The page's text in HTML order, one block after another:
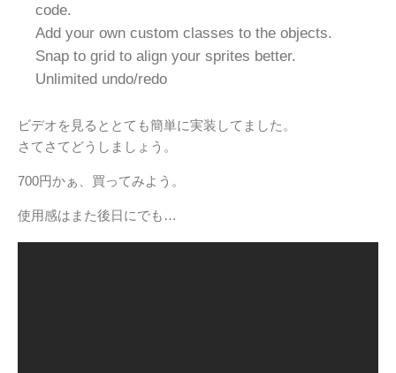
code.
Add your own custom classes to the objects.
Snap to grid to align your sprites better.
Unlimited undo/redo
ビデオを見るととても簡単に実装してました。
さてさてどうしましょう。
700円かぁ、買ってみよう。
使用感はまた後日にでも…